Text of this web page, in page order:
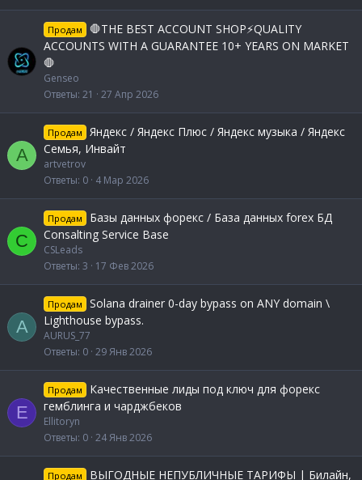
Продам
🛑THE BEST ACCOUNT SHOP⚡️QUALITY
ACCOUNTS WITH A GUARANTEE 10+ YEARS ON MARKET
🛑
Genseo
Ответы 21 27 Апр 2026
A
Продам
Яндекс / Яндекс Плюс / Яндекс музыка / Яндекс
Семья, Инвайт
artvetrov
Ответы 0 4 Мар 2026
C
Продам
Базы данных форекс / База данных forex БД
Consalting Service Base
CSLeads
Ответы 3 17 Фев 2026
A
Продам
Solana drainer 0-day bypass on ANY domain \
Lighthouse bypass.
AURUS_77
Ответы 0 29 Янв 2026
E
Продам
Качественные лиды под ключ для форекс
гемблинга и чарджбеков
Ellitoryn
Ответы 0 24 Янв 2026
Продам
ВЫГОДНЫЕ НЕПУБЛИЧНЫЕ ТАРИФЫ | Билайн,